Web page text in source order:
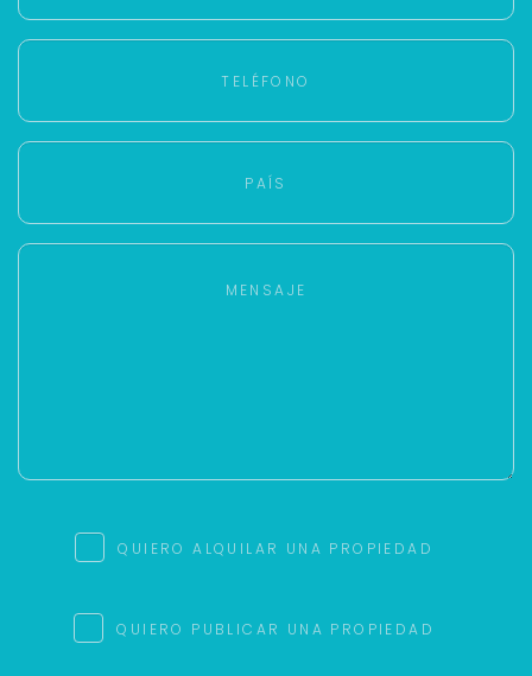
QUIERO ALQUILAR UNA PROPIEDAD
QUIERO PUBLICAR UNA PROPIEDAD